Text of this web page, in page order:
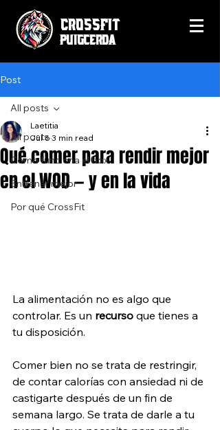
CrossFit
Puigcerda
Post
All posts
Cómo funciona el box
Entrenar mejor
Por qué CrossFit
All posts
Qué comer para rendir mejor
en el WOD — y en la vida
Laetitia
Jul 6 3 min read
La alimentación no es algo que
controlar. Es un recurso que tienes a
tu disposición.
Comer bien no se trata de restringir,
de contar calorías con ansiedad ni de
castigarte después de un fin de
semana largo. Se trata de darle a tu